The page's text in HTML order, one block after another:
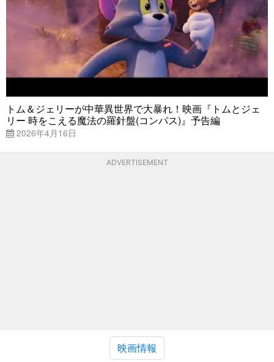
トム＆ジェリーが中華異世界で大暴れ！映画『トムとジェ
リー 時をこえる魔法の羅針盤(コンパス)』予告編
2026年4月16日
ADVERTISEMENT
映画情報